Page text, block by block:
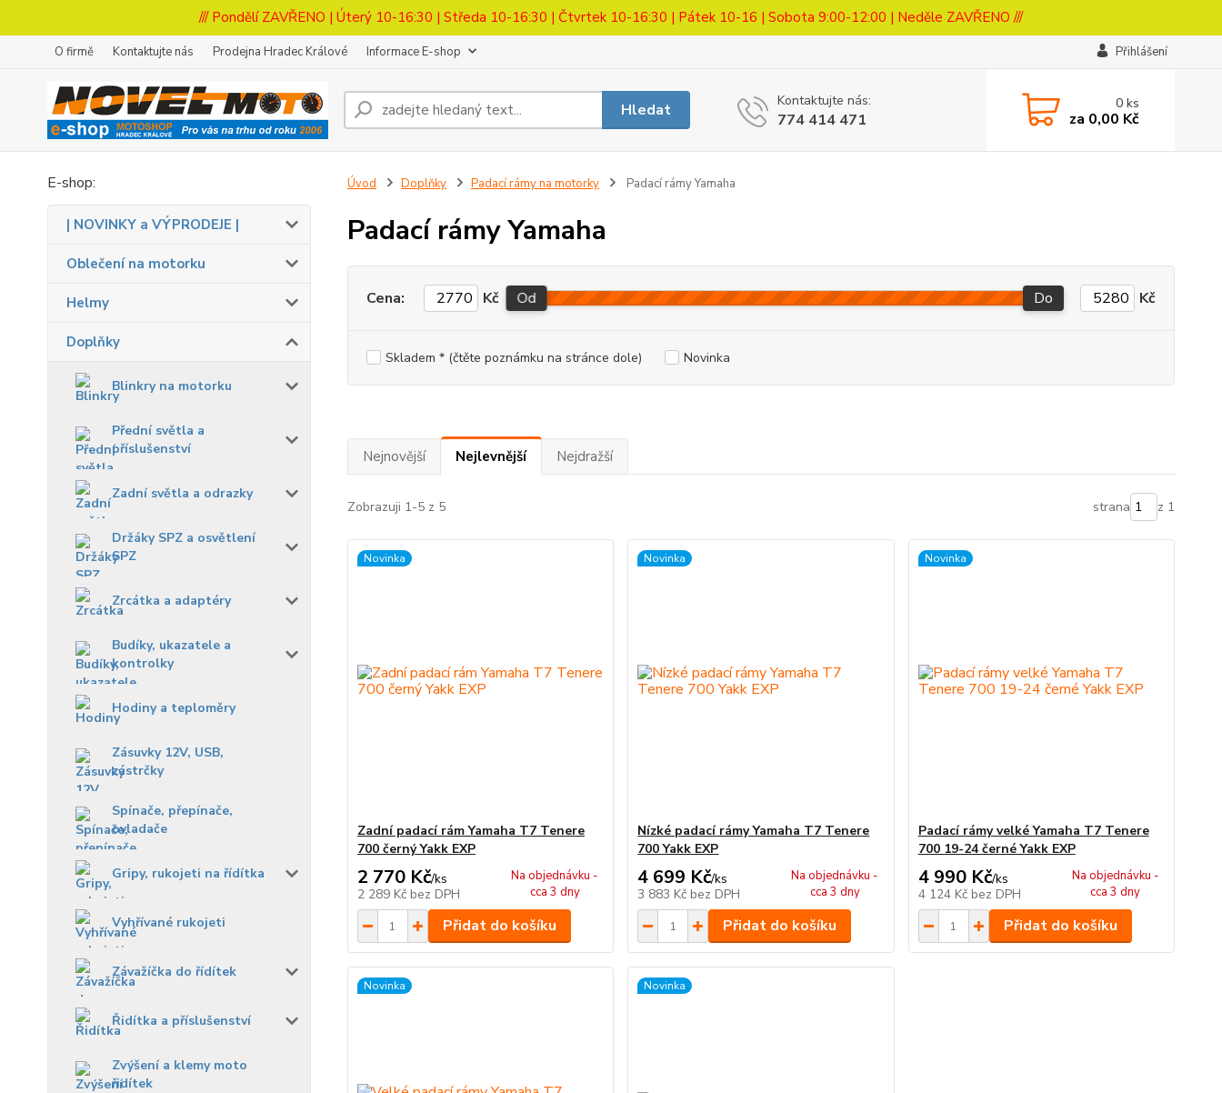
/// Pondělí ZAVŘENO | Úterý 10-16:30 | Středa 10-16:30 | Čtvrtek 10-16:30 | Pátek 10-16 | Sobota 9:00-12:00 | Neděle ZAVŘENO ///
O firmě Kontaktujte nás Prodejna Hradec Králové Informace E-shop Přihlášení
Hledat Kontaktujte nás:
774 414 471
0ks
za 0,00 Kč
E-shop:
| NOVINKY a VÝPRODEJE |
Oblečení na motorku
Helmy
Doplňky
Blinkry na motorku
Přední světla a
příslušenství
Zadní světla a odrazky
Držáky SPZ a osvětlení
SPZ
Zrcátka a adaptéry
Budíky, ukazatele a
kontrolky
Hodiny a teploměry
Zásuvky 12V, USB,
zástrčky
Spínače, přepínače,
ovladače
Gripy, rukojeti na řídítka
Vyhřívané rukojeti
Závažíčka do řídítek
Řidítka a příslušenství
Zvýšení a klemy moto
řidítek
Úvod Doplňky Padací rámy na motorky Padací rámy Yamaha
Padací rámy Yamaha
Cena: Kč Od Do Kč
Skladem * (čtěte poznámku na stránce dole) Novinka
Nejnovější Nejlevnější Nejdražší
Zobrazuji 1-5 z 5 strana z 1
Novinka
Zadní padací rám Yamaha T7 Tenere
700 černý Yakk EXP
2 770 Kč/ks
2 289 Kč bez DPH
Na objednávku -
cca 3 dny
Přidat do košíku
Novinka
Nízké padací rámy Yamaha T7 Tenere
700 Yakk EXP
4 699 Kč/ks
3 883 Kč bez DPH
Na objednávku -
cca 3 dny
Přidat do košíku
Novinka
Padací rámy velké Yamaha T7 Tenere
700 19-24 černé Yakk EXP
4 990 Kč/ks
4 124 Kč bez DPH
Na objednávku -
cca 3 dny
Přidat do košíku
Novinka Novinka